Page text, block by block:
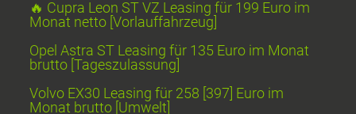
🔥 Cupra Leon ST VZ Leasing für 199 Euro im
Monat netto [Vorlauffahrzeug]
Opel Astra ST Leasing für 135 Euro im Monat
brutto [Tageszulassung]
Volvo EX30 Leasing für 258 [397] Euro im
Monat brutto [Umwelt]